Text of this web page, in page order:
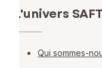
L'univers
Qui sommes-